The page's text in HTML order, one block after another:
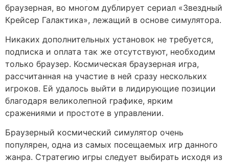
браузерная, во многом дублирует сериал «Звездный
Крейсер Галактика», лежащий в основе симулятора.
Никаких дополнительных установок не требуется,
подписка и оплата так же отсутствуют, необходим
только браузер. Космическая браузерная игра,
рассчитанная на участие в ней сразу нескольких
игроков. Ей удалось выйти в лидирующие позиции
благодаря великолепной графике, ярким
сражениями и простоте в управлении.
Браузерный космический симулятор очень
популярен, одна из самых посещаемых игр данного
жанра. Стратегию игры следует выбирать исходя из